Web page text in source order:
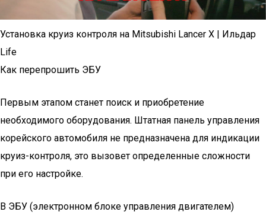
Установка круиз контроля на Mitsubishi Lancer X | Ильдар
Life
Как перепрошить ЭБУ
Первым этапом станет поиск и приобретение
необходимого оборудования. Штатная панель управления
корейского автомобиля не предназначена для индикации
круиз-контроля, это вызовет определенные сложности
при его настройке.
В ЭБУ (электронном блоке управления двигателем)